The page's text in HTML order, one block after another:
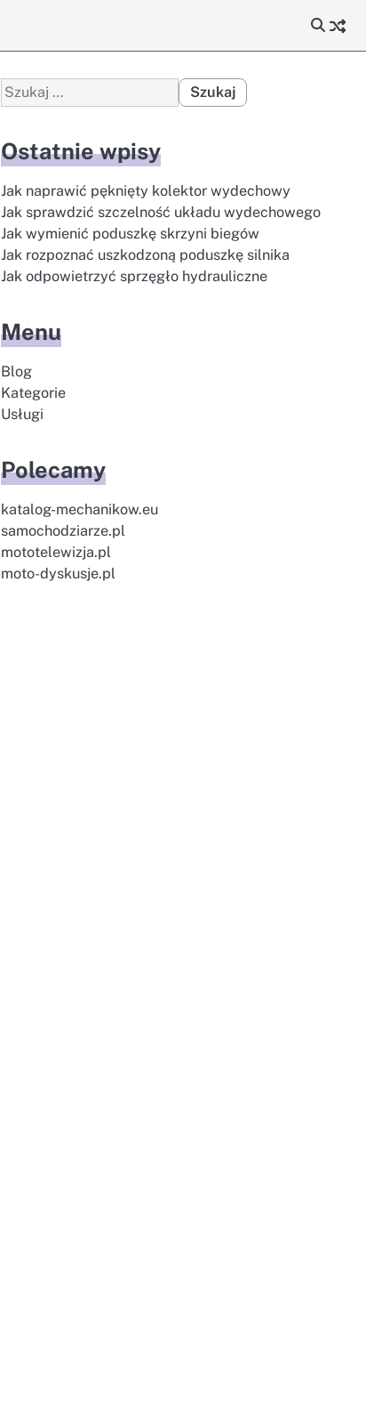
Szukaj:
Ostatnie wpisy
Jak naprawić pęknięty kolektor wydechowy
Jak sprawdzić szczelność układu wydechowego
Jak wymienić poduszkę skrzyni biegów
Jak rozpoznać uszkodzoną poduszkę silnika
Jak odpowietrzyć sprzęgło hydrauliczne
Menu
Blog
Kategorie
Usługi
Polecamy
katalog-mechanikow.eu
samochodziarze.pl
mototelewizja.pl
moto-dyskusje.pl